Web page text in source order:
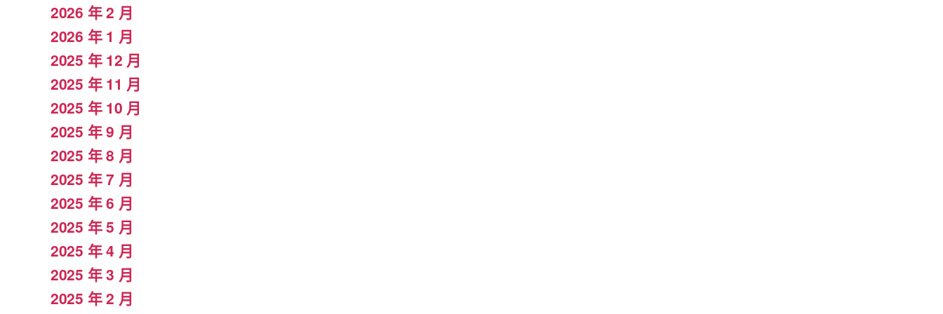
2026 年 2 月
2026 年 1 月
2025 年 12 月
2025 年 11 月
2025 年 10 月
2025 年 9 月
2025 年 8 月
2025 年 7 月
2025 年 6 月
2025 年 5 月
2025 年 4 月
2025 年 3 月
2025 年 2 月